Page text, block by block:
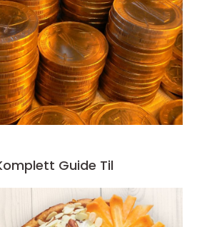
Guide Til